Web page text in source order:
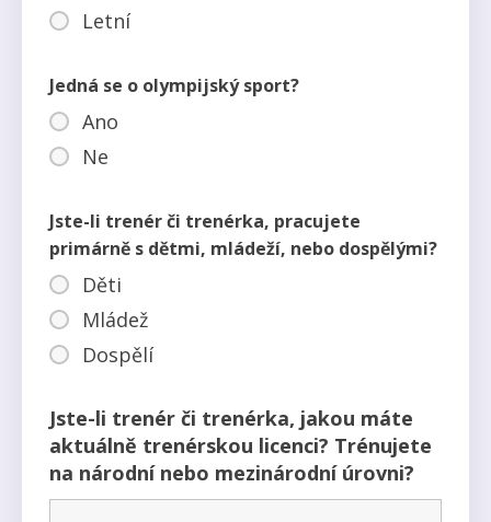
Letní
Jedná se o olympijský sport?
Ano
Ne
Jste-li trenér či trenérka, pracujete
primárně s dětmi, mládeží, nebo dospělými?
Děti
Mládež
Dospělí
Jste-li trenér či trenérka, jakou máte
aktuálně trenérskou licenci? Trénujete
na národní nebo mezinárodní úrovni?